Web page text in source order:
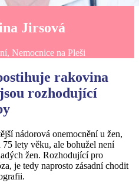
Jirsová
Nemocnice na Pleši
rakovina
rozhodující
nádorová onemocnění u žen,
lety věku, ale bohužel není
žen. Rozhodující pro
je tedy naprosto zásadní chodit